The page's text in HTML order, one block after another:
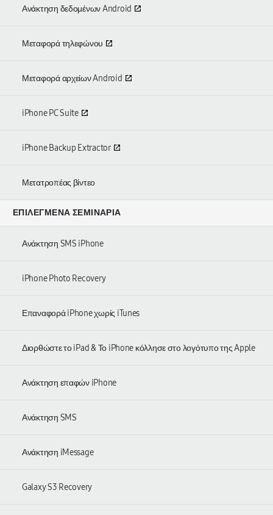
Ανάκτηση δεδομένων Android
Μεταφορά τηλεφώνου
Μεταφορά αρχείων Android
iPhone PC Suite
iPhone Backup Extractor
Μετατροπέας βίντεο
ΕΠΙΛΕΓΜΈΝΑ ΣΕΜΙΝΆΡΙΑ
Ανάκτηση SMS iPhone
iPhone Photo Recovery
Επαναφορά iPhone χωρίς iTunes
Διορθώστε το iPad & Το iPhone κόλλησε στο λογότυπο της Apple
Ανάκτηση επαφών iPhone
Ανάκτηση SMS
Ανάκτηση iMessage
Galaxy S3 Recovery